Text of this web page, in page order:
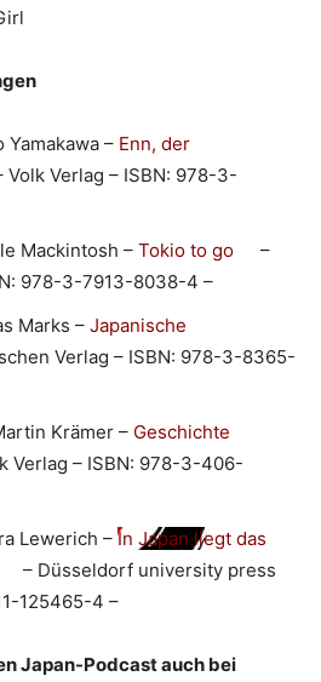
Yamakawa – Enn, der
Volk Verlag – ISBN: 978-3-
Mackintosh – Tokio to go
–
978-3-7913-8038-4 –
Marks – Japanische
Verlag – ISBN: 978-3-8365-
Krämer – Geschichte
Verlag – ISBN: 978-3-406-
Lewerich – In Japan liegt das
– Düsseldorf university press
125465-4 –
Japan-Podcast auch bei